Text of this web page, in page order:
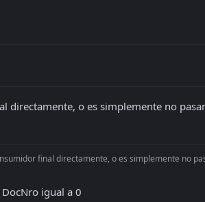
o es simplemente no
final directamente, o es simplemente no
igual a 0